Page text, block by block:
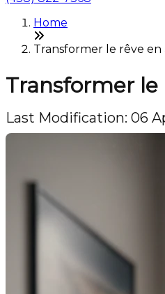
Home
Transformer le rêve
Transformer
Last Modification: 06